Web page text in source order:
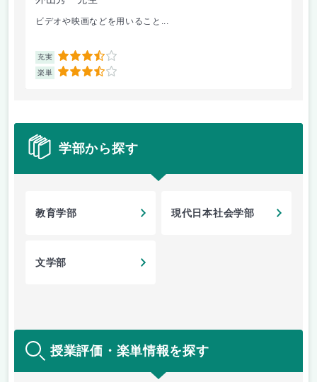
ビデオや映画などを用いること...
充実 3.5
楽単 3.5
学部から探す
教育学部 現代日本社会学部
文学部
授業評価・楽単情報を探す